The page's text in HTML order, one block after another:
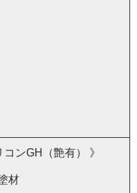
ンGH（艶有） 》
材